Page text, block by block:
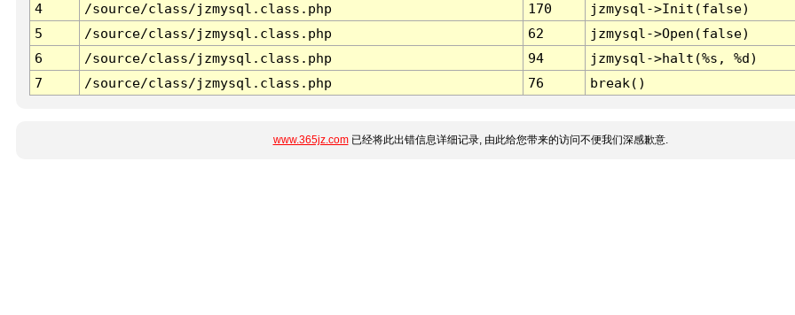
4
/source/class/jzmysql.class.php 170
jzmysql->Init(false)
5
/source/class/jzmysql.class.php 62
jzmysql->Open(false)
6
/source/class/jzmysql.class.php 94
jzmysql->halt(%s, %d)
7
/source/class/jzmysql.class.php 76 break()
www.365jz.com已经将此出错信息详细记录, 由此给您带来的访问不便我们深感歉意.